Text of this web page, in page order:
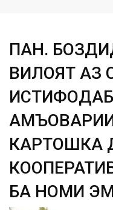
ПАНҶ.
ВИЛОЯТ АЗ
КАРТОШКА
БА НОМИ